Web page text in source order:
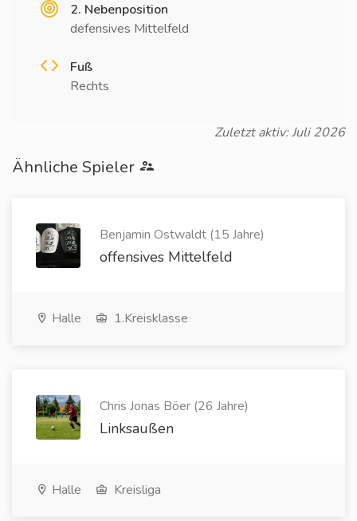
2. Nebenposition
defensives Mittelfeld
Fuß
Rechts
Zuletzt aktiv: Juli 2026
Ähnliche Spieler
Benjamin Ostwaldt (15 Jahre)
offensives Mittelfeld
Halle 1.Kreisklasse
Chris Jonas Böer (26 Jahre)
Linksaußen
Halle Kreisliga